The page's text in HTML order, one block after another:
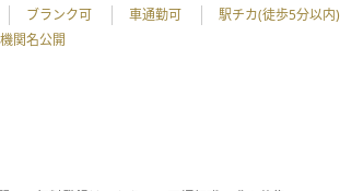
ブランク可 車通勤可
駅チカ(徒歩5分以内)
関名公開